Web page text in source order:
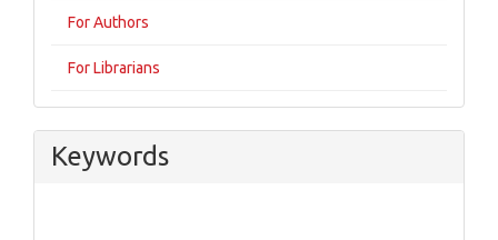
For Authors
For Librarians
Keywords